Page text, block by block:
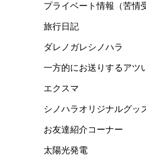
プライベート情報（苦情
旅行日記
ダレノガレシノハラ
一方的にお送りするアツ
エクスマ
シノハラオリジナルグッ
お友達紹介コーナー
太陽光発電